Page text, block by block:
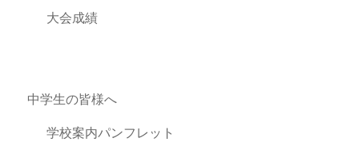
大会成績
中学生の皆様へ
学校案内パンフレット